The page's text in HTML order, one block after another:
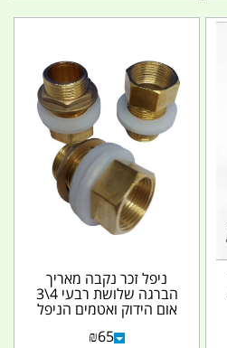
ניפל זכר נקבה מאריך
הברגה שלושת רבעי 4\3
אום הידוק ואטמים הניפל
מנחושת פליז...
₪65